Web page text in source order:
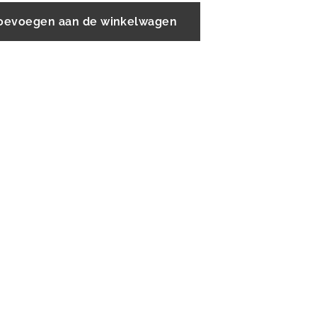
aan de winkelwagen